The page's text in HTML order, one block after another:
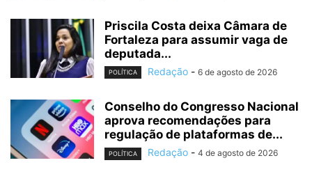
Priscila Costa deixa Câmara de
Fortaleza para assumir vaga de
deputada...
POLÍTICA Redação - 6 de agosto de 2026
Conselho do Congresso Nacional
aprova recomendações para
regulação de plataformas de...
POLÍTICA Redação - 4 de agosto de 2026